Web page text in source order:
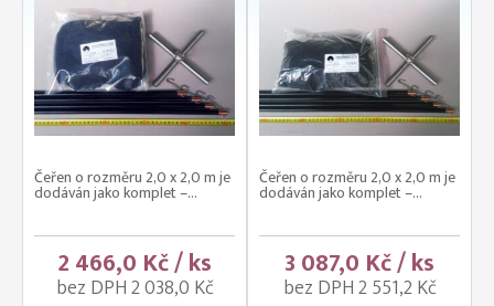
Čeřen o rozměru 2,0 x 2,0 m je
dodáván jako komplet –...
2 466,0 Kč / ks
bez DPH 2 038,0 Kč
Čeřen o rozměru 2,0 x 2,0 m je
dodáván jako komplet –...
3 087,0 Kč / ks
bez DPH 2 551,2 Kč